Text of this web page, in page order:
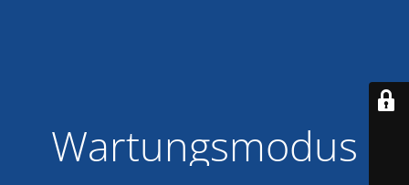
Wartungsmodus